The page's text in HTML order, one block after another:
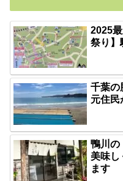
2025
祭り】
千葉の
元住民
鴨川の
美味し
ます